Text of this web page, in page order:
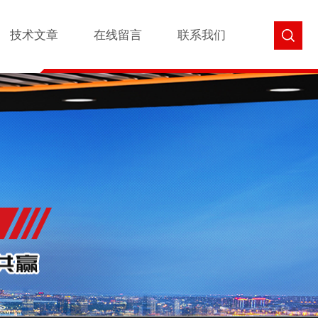
技术文章 在线留言 联系我们